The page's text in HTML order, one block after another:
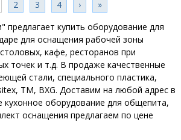
2 3 4 ›
»
предлагает купить оборудование для
для оснащения рабочей зоны
кафе, ресторанов при
точек и т.д. В продаже качественные
стали, специального пластика,
ТМ, BXG. Доставим на любой адрес в
кухонное оборудование для общепита,
оснащения предлагаем по цене